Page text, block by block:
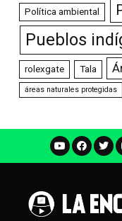
Política ambiental
Pueblos
rolexgate Tala
áreas naturales protegidas